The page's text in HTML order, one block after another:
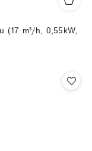
(17 m³/h, 0,55kW,